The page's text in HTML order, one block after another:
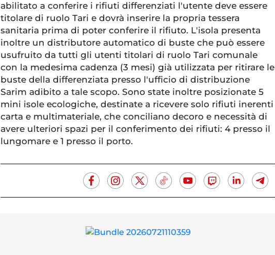
abilitato a conferire i rifiuti differenziati l'utente deve essere
titolare di ruolo Tari e dovrà inserire la propria tessera
sanitaria prima di poter conferire il rifiuto. L'isola presenta
inoltre un distributore automatico di buste che può essere
usufruito da tutti gli utenti titolari di ruolo Tari comunale
con la medesima cadenza (3 mesi) già utilizzata per ritirare le
buste della differenziata presso l'ufficio di distribuzione
Sarim adibito a tale scopo. Sono state inoltre posizionate 5
mini isole ecologiche, destinate a ricevere solo rifiuti inerenti
carta e multimateriale, che conciliano decoro e necessità di
avere ulteriori spazi per il conferimento dei rifiuti: 4 presso il
lungomare e 1 presso il porto.